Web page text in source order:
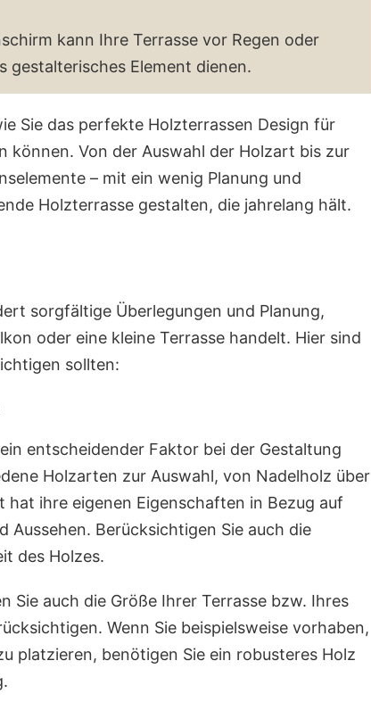
kann Ihre Terrasse vor Regen oder
gestalterisches Element dienen.
Sie das perfekte Holzterrassen Design für
können. Von der Auswahl der Holzart bis zur
– mit ein wenig Planung und
Holzterrasse gestalten, die jahrelang hält.
sorgfältige Überlegungen und Planung,
oder eine kleine Terrasse handelt. Hier sind
sollten:
entscheidender Faktor bei der Gestaltung
Holzarten zur Auswahl, von Nadelholz über
ihre eigenen Eigenschaften in Bezug auf
Berücksichtigen Sie auch die
des Holzes.
Sie auch die Größe Ihrer Terrasse bzw. Ihres
Wenn Sie beispielsweise vorhaben,
platzieren, benötigen Sie ein robusteres Holz